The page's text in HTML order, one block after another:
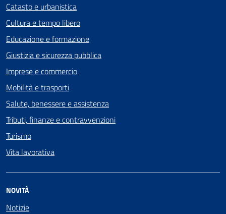
Catasto e urbanistica
Cultura e tempo libero
Educazione e formazione
Giustizia e sicurezza pubblica
Imprese e commercio
Mobilità e trasporti
Salute, benessere e assistenza
Tributi, finanze e contravvenzioni
Turismo
Vita lavorativa
NOVITÀ
Notizie